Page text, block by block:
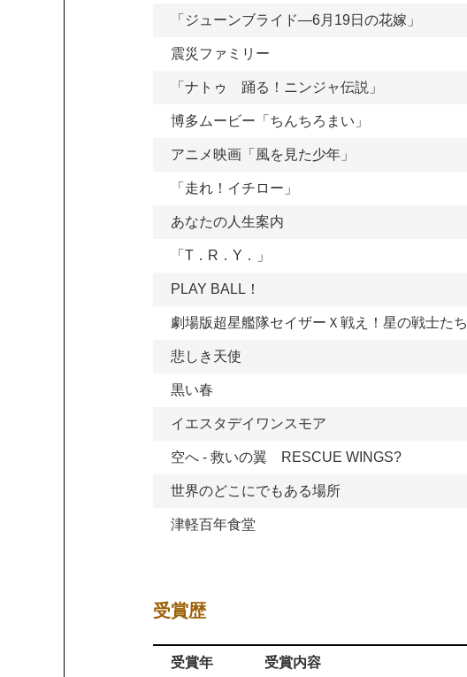
「ジューンブライド―6月19日の花嫁」
震災ファミリー
「ナトゥ 踊る！ニンジャ伝説」
博多ムービー「ちんちろまい」
アニメ映画「風を見た少年」
「走れ！イチロー」
あなたの人生案内
「T．R．Y．」
PLAY BALL！
劇場版超星艦隊セイザーＸ戦え！星の戦士たち
悲しき天使
黒い春
イエスタデイワンスモア
空へ - 救いの翼 RESCUE WINGS?
世界のどこにでもある場所
津軽百年食堂
受賞歴
受賞年 受賞内容